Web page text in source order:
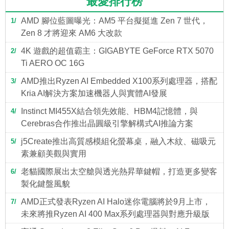
1
AMD 腳位藍圖曝光：AM5 平台擬挺進 Zen 7 世代，
Zen 8 才將迎來 AM6 大改款
2
4K 遊戲的超值霸主：GIGABYTE GeForce RTX 5070
Ti AERO OC 16G
3
AMD推出Ryzen AI Embedded X100系列處理器，搭配
Kria AI解決方案加速機器人與實體AI發展
4
Instinct MI455X結合領先效能、HBM4記憶體，與
Cerebras合作推出晶圓級引擎解構式AI推論方案
5
j5Create推出高質感模組化螢幕桌，融入木紋、磁吸元
素兼顧美觀與實用
6
老貓國際展出太空艙與透光熱昇華鍵帽，打造更多變客
製化鍵盤風貌
7
AMD正式發表Ryzen AI Halo迷你電腦將於9月上市，
未來將推Ryzen AI 400 Max系列處理器與對應升級版